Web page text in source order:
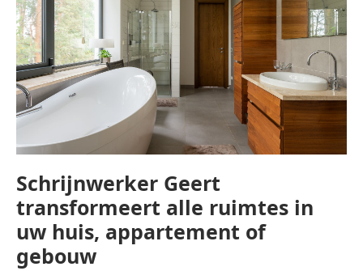
Schrijnwerker Geert
transformeert alle ruimtes in
uw huis, appartement of
gebouw